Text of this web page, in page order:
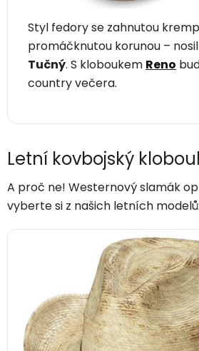
Styl fedory se zahnutou
promáčknutou korunou –
Tučný. S kloboukem Reno
country večera.
Letní kovbojský
A proč ne! Westernový slamák
vyberte si z našich letních modelů: